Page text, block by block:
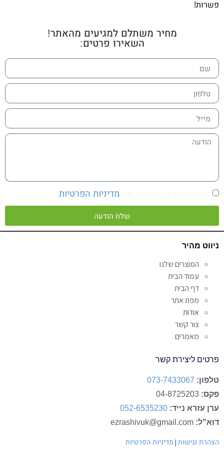
פשרות!
מחיר משתלם למגיעים מהאתר!
השאירו פרטים:
מדיניות הפרטיות
שלח הודעה
Alternative:
ניווט מהיר
המוצרים שלנו
עמוד הבית
דף הבית
מפת אתר
אודות
צור קשר
מאמרים
פרטים ליצירת קשר
טלפון: 073-7433067
פקס:
ערן עזרא נייד: 052-6535230
דוא"ל:
הצהרת נגישות | מדיניות הפרטיות